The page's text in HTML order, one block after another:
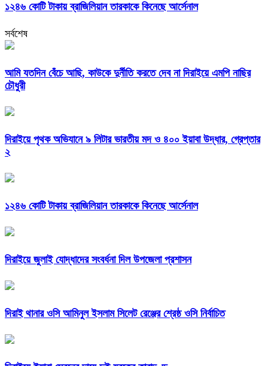
১২৪৬ কোটি টাকায় ব্রাজিলিয়ান তারকাকে কিনেছে আর্সেনাল
সর্বশেষ
আমি যতদিন বেঁচে আছি, কাউকে দুর্নীতি করতে দেব না দিরাইয়ে এমপি নাছির
চৌধুরী
দিরাইয়ে পৃথক অভিযানে ৯ লিটার ভারতীয় মদ ও ৪০০ ইয়াবা উদ্ধার, গ্রেপ্তার
২
১২৪৬ কোটি টাকায় ব্রাজিলিয়ান তারকাকে কিনেছে আর্সেনাল
দিরাইয়ে জুলাই যোদ্ধাদের সংবর্ধনা দিল উপজেলা প্রশাসন
দিরাই থানার ওসি আমিনুল ইসলাম সিলেট রেঞ্জের শ্রেষ্ঠ ওসি নির্বাচিত